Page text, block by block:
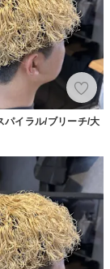
パイラル/ブリーチ/大